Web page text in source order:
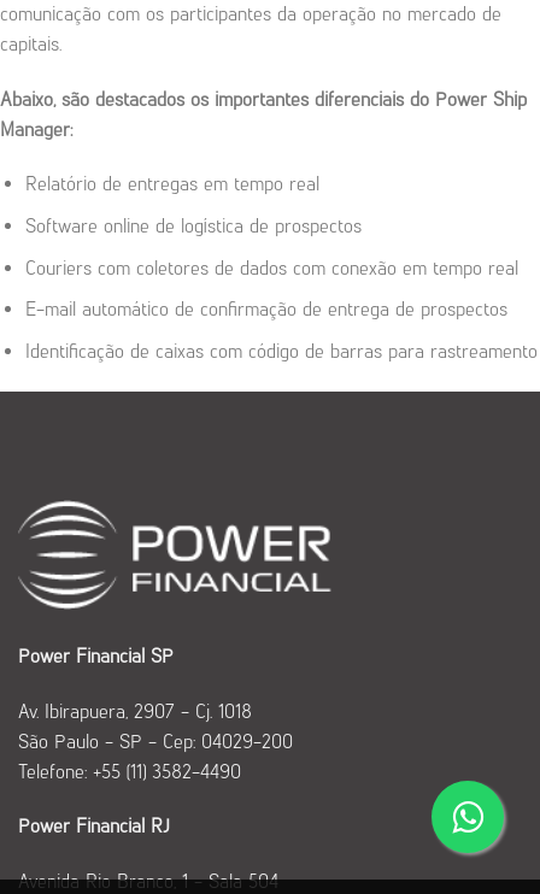
comunicação com os participantes da operação no mercado de
capitais.
Abaixo, são destacados os importantes diferenciais do Power Ship
Manager:
Relatório de entregas em tempo real
Software online de logística de prospectos
Couriers com coletores de dados com conexão em tempo real
E-mail automático de confirmação de entrega de prospectos
Identificação de caixas com código de barras para rastreamento
Power Financial SP
Av. Ibirapuera, 2907 - Cj. 1018
São Paulo - SP - Cep: 04029-200
Telefone: +55 (11) 3582-4490
Power Financial RJ
Avenida Rio Branco, 1 - Sala 504